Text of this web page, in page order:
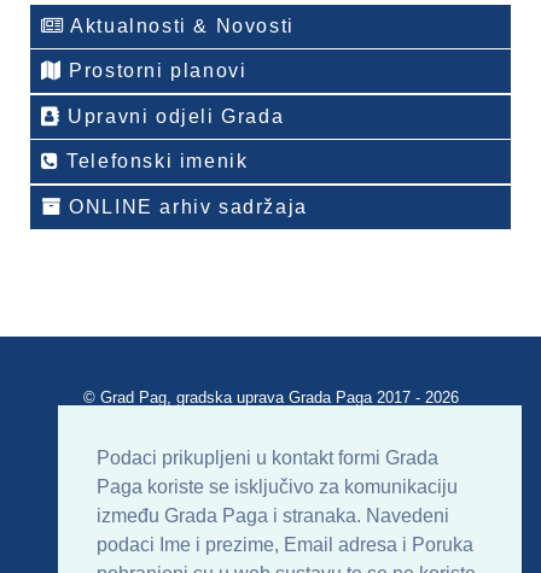
Podaci prikupljeni u kontakt formi Grada
Paga koriste se isključivo za komunikaciju
između Grada Paga i stranaka. Navedeni
podaci Ime i prezime, Email adresa i Poruka
Aktualnosti & Novosti
Prostorni planovi
Upravni odjeli Grada
Telefonski imenik
ONLINE arhiv sadržaja
© Grad Pag, gradska uprava Grada Paga 2017 - 2026
Uvjeti korištenja Impressum
Kontakt
Sitemap
RSS